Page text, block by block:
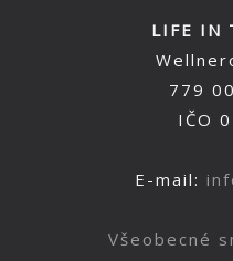
LIFE IN
779
IČO
E-mail:
Všeobecné